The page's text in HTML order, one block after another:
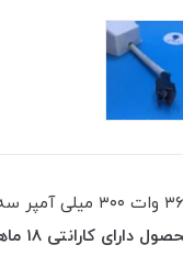
درایور ال ای
دارای کارانتی ۱۸ ماهه میباشد.